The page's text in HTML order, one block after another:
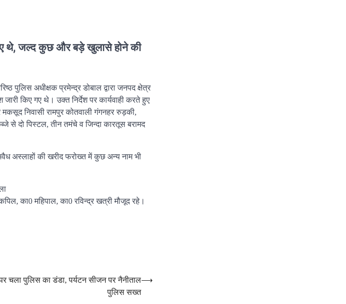
गए थे, जल्द कुछ और बड़े खुलासे होने की
पुलिस अधीक्षक प्रमेन्द्र डोबाल द्वारा जनपद क्षेत्र
किए गए थे। उक्त निर्देश पर कार्यवाही करते हुए
निवासी रामपुर कोतवाली गंगनहर रुड़की,
से दो पिस्टल, तीन तमंचे व जिन्दा कारतूस बरामद
अस्लाहों की खरीद फरोख्त में कुछ अन्य नाम भी
का0 महिपाल, का0 रविन्द्र खत्री मौजूद रहे।
चला पुलिस का डंडा, पर्यटन सीजन पर नैनीताल
पुलिस सख्त
⟶